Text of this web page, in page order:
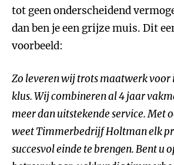
tot geen onderscheidend
dan ben je een grijze muis. Dit
voorbeeld:
Zo leveren wij trots maatwerk voor
klus. Wij combineren al 4 jaar
meer dan uitstekende service. Met
weet Timmerbedrijf Holtman elk
succesvol einde te brengen. Bent u